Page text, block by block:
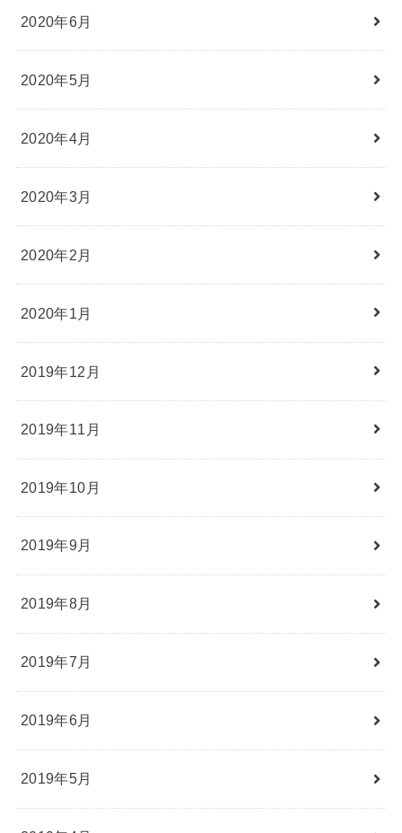
2020年6月
2020年5月
2020年4月
2020年3月
2020年2月
2020年1月
2019年12月
2019年11月
2019年10月
2019年9月
2019年8月
2019年7月
2019年6月
2019年5月